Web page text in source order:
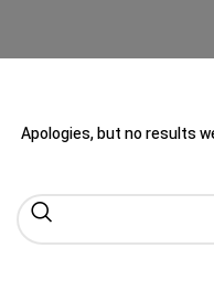
Apologies, but no results